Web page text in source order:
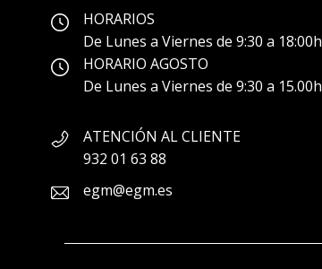
HORARIOS
De Lunes a Viernes de 9:30 a 18:00h
HORARIO AGOSTO
De Lunes a Viernes de 9:30 a 15.00h
ATENCIÓN AL CLIENTE
932 01 63 88
egm@egm.es